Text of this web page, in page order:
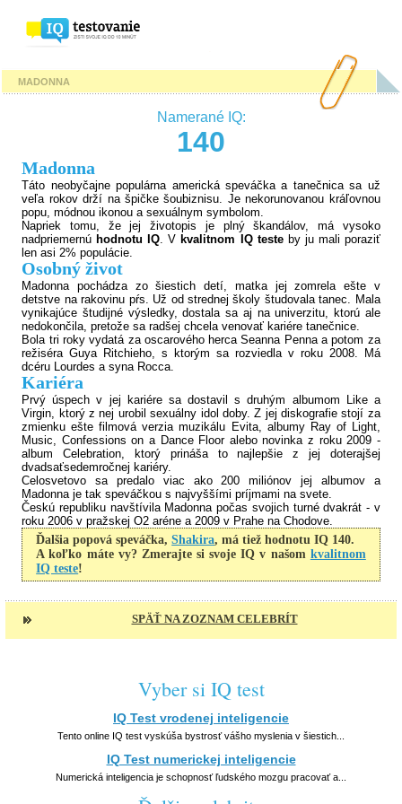
MADONNA
Namerané IQ:
140
Madonna
Táto neobyčajne populárna americká speváčka a tanečnica sa už
veľa rokov drží na špičke šoubiznisu. Je nekorunovanou kráľovnou
popu, módnou ikonou a sexuálnym symbolom.
Napriek tomu, že jej životopis je plný škandálov, má vysoko
nadpriemernúhodnotu IQ . Vkvalitnom IQ testeby ju mali poraziť
len asi 2% populácie.
Osobný život
Madonna pochádza zo šiestich detí, matka jej zomrela ešte v
detstve na rakovinu pŕs. Už od strednej školy študovala tanec. Mala
vynikajúce študijné výsledky, dostala sa aj na univerzitu, ktorú ale
nedokončila, pretože sa radšej chcela venovať kariére tanečnice.
Bola tri roky vydatá za oscarového herca Seanna Penna a potom za
režiséra Guya Ritchieho, s ktorým sa rozviedla v roku 2008. Má
dcéru Lourdes a syna Rocca.
Kariéra
Prvý úspech v jej kariére sa dostavil s druhým albumom Like a
Virgin, ktorý z nej urobil sexuálny idol doby. Z jej diskografie stojí za
zmienku ešte filmová verzia muzikálu Evita, albumy Ray of Light,
Music, Confessions on a Dance Floor alebo novinka z roku 2009 -
album Celebration, ktorý prináša to najlepšie z jej doterajšej
dvadsaťsedemročnej kariéry.
Celosvetovo sa predalo viac ako 200 miliónov jej albumov a
Madonna je tak speváčkou s najvyššími príjmami na svete.
Českú republiku navštívila Madonna počas svojich turné dvakrát - v
roku 2006 v pražskej O2 aréne a 2009 v Prahe na Chodove.
Ďalšia popová speváčka,Shakira, má tiež hodnotu IQ 140.
A koľko máte vy? Zmerajte si svoje IQ v našom kvalitnom
IQ teste!
SPÄŤ NA ZOZNAM CELEBRÍT
Vyber si IQ test
IQ Test vrodenej inteligencie
Tento online IQ test vyskúša bystrosť vášho myslenia v šiestich...
IQ Test numerickej inteligencie
Numerická inteligencia je schopnosť ľudského mozgu pracovať a...
BritneySpears
IQ: 104
IQ: 184
BillGates
IQ: 160
StephenHawking
IQ: 160
DolphLundgren
IQ: 160
ConanO’Brien
Sharon Stone
IQ: 154
CindyCrawford
IQ: 154
DavidDuchovny